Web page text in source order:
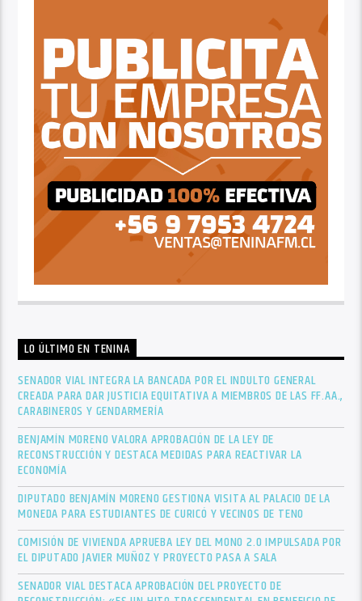
LO ÚLTIMO EN TENINA
SENADOR VIAL INTEGRA LA BANCADA POR EL INDULTO GENERAL
CREADA PARA DAR JUSTICIA EQUITATIVA A MIEMBROS DE LAS FF.AA.,
CARABINEROS Y GENDARMERÍA
BENJAMÍN MORENO VALORA APROBACIÓN DE LA LEY DE
RECONSTRUCCIÓN Y DESTACA MEDIDAS PARA REACTIVAR LA
ECONOMÍA
DIPUTADO BENJAMÍN MORENO GESTIONA VISITA AL PALACIO DE LA
MONEDA PARA ESTUDIANTES DE CURICÓ Y VECINOS DE TENO
COMISIÓN DE VIVIENDA APRUEBA LEY DEL MONO 2.0 IMPULSADA POR
EL DIPUTADO JAVIER MUÑOZ Y PROYECTO PASA A SALA
SENADOR VIAL DESTACA APROBACIÓN DEL PROYECTO DE